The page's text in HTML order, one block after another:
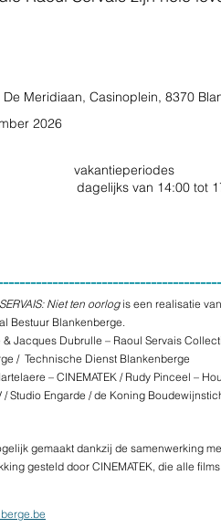
De Meridiaan, Casinoplein, 8370
2026
vakantieperiodes
dagelijks van 14:00 tot
Niet ten oorlog is een realisatie
Bestuur Blankenberge.
Jacques Dubrulle – Raoul Servais
/  Technische Dienst Blankenberge
– CINEMATEK / Rudy Pinceel –
/ Studio Engarde / de Koning
gemaakt dankzij de samenwerking
gesteld door CINEMATEK, die alle